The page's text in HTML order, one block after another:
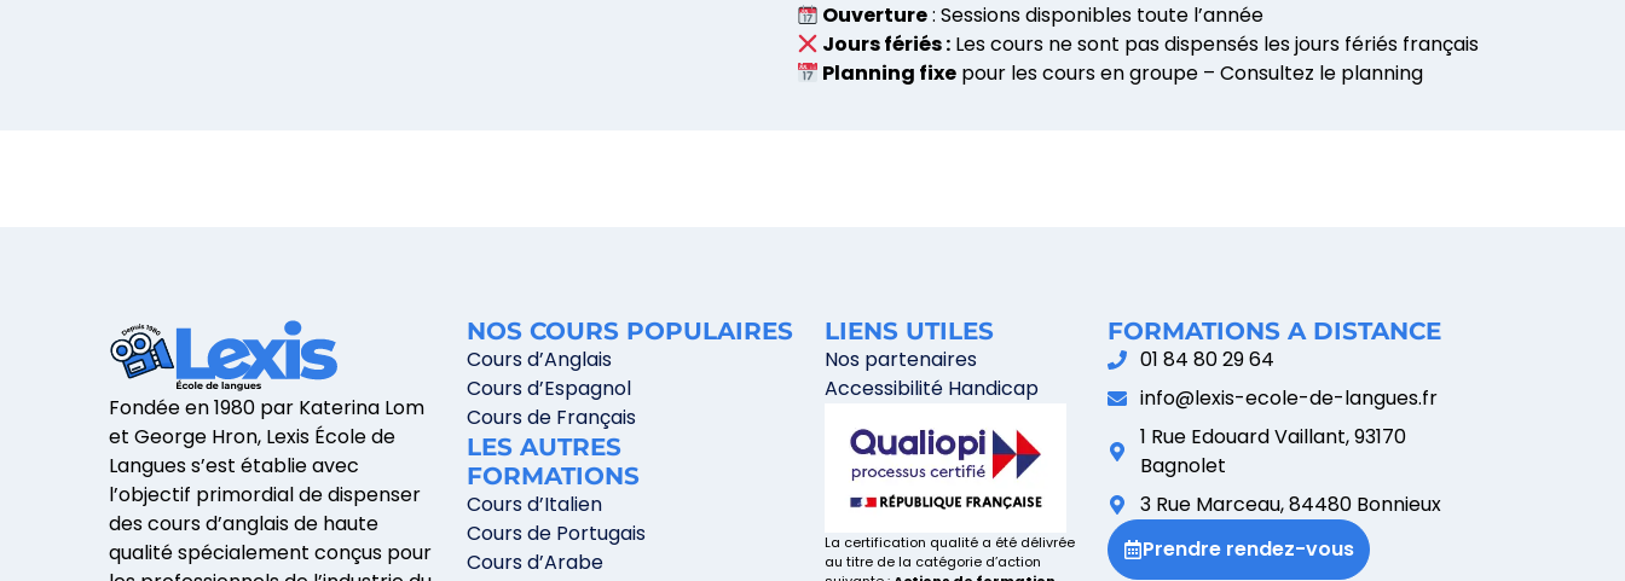
Ouverture: Sessions disponibles toute l’année
Jours fériés :Les cours ne sont pas dispensés les jours fériés français
Planning fixepour les cours en groupe – Consultez le planning
Fondée en 1980 par Katerina Lom
et George Hron, Lexis École de
Langues s’est établie avec
l’objectif primordial de dispenser
des cours d’anglais de haute
qualité spécialement conçus pour
NOS COURS POPULAIRES
Cours d’Anglais
Cours d’Espagnol
Cours de Français
LES AUTRES
FORMATIONS
Cours d’Italien
Cours de Portugais
Cours d’Arabe
LIENS UTILES
Nos partenaires
Accessibilité Handicap
La certification qualité a été délivrée
au titre de la catégorie d’action
FORMATIONS A DISTANCE
01 84 80 29 64
info@lexis-ecole-de-langues.fr
1 Rue Edouard Vaillant, 93170
Bagnolet
3 Rue Marceau, 84480 Bonnieux
Prendre rendez-vous